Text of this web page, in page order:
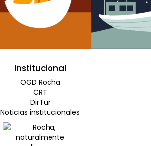
Institucional
OGD Rocha
CRT
DirTur
Noticias institucionales